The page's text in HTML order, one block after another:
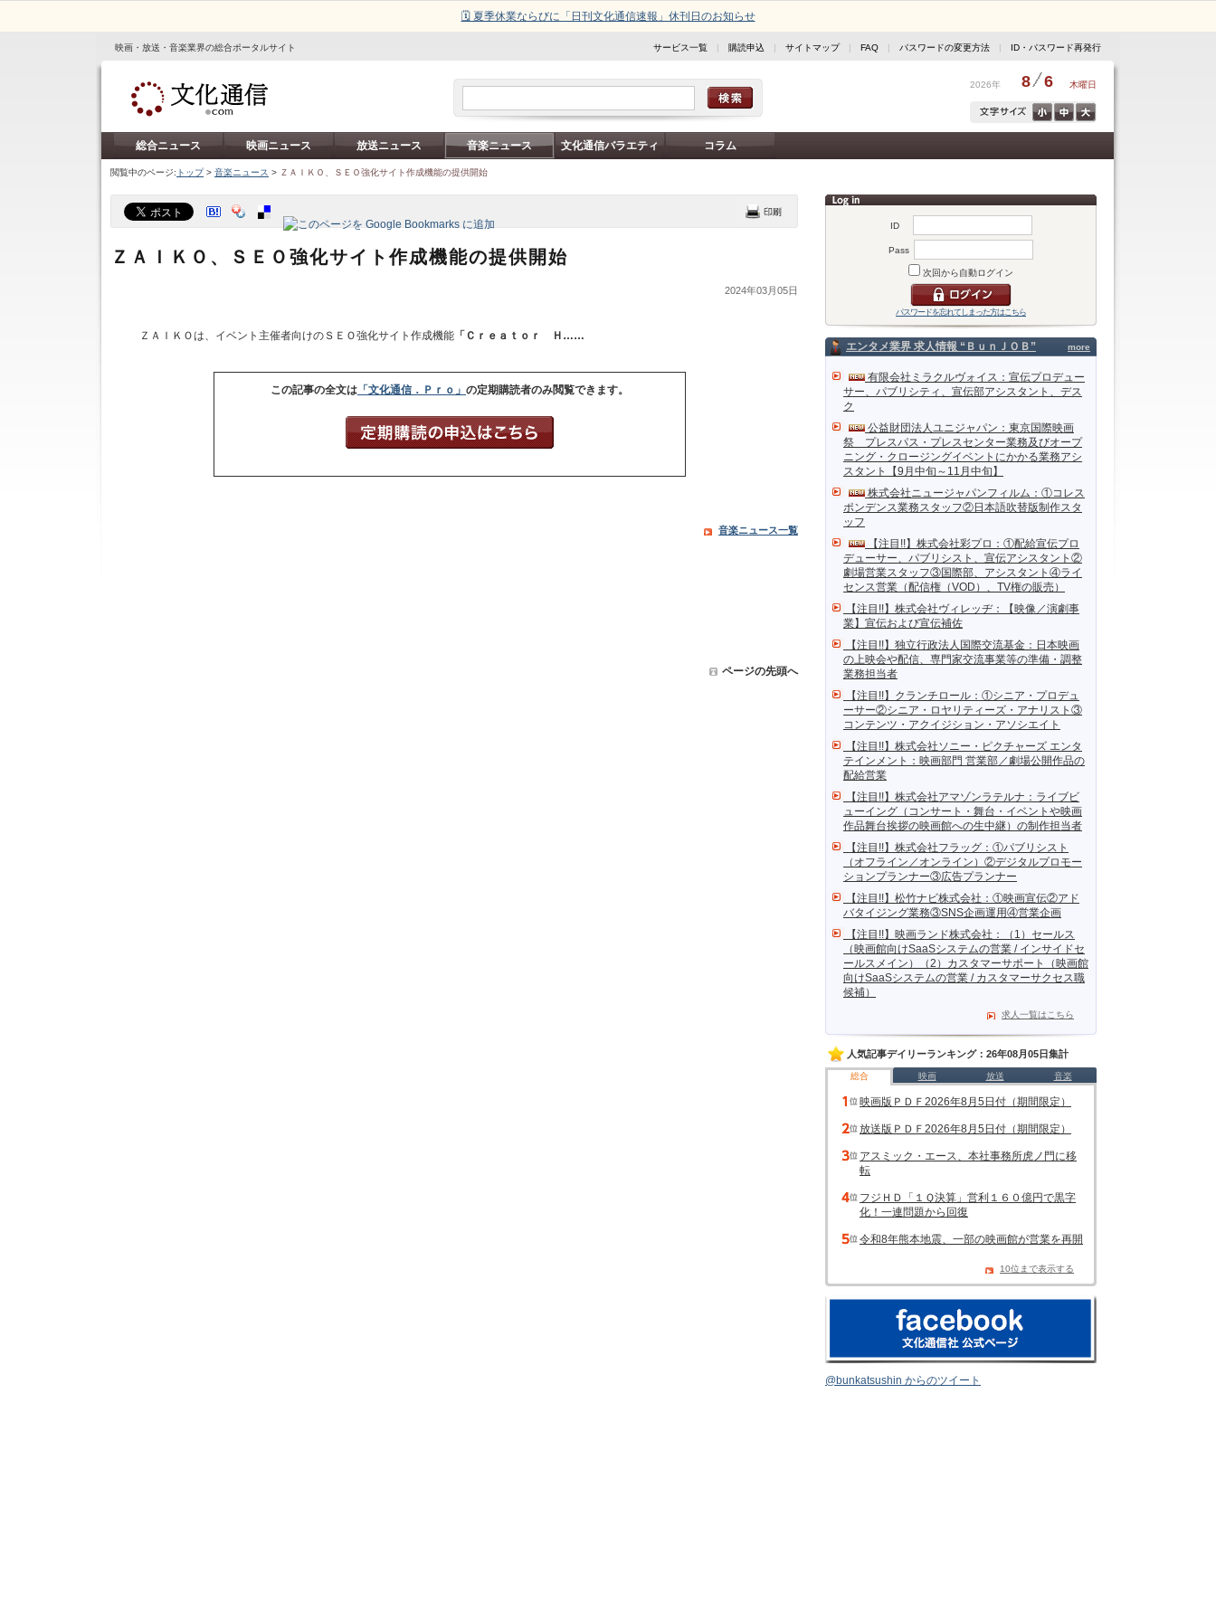
🗓️ 夏季休業ならびに「日刊文化通信速報」休刊日のお知らせ
映画・放送・音楽業界の総合ポータルサイト サービス一覧 | 購読申込 | サイトマップ| FAQ | パスワードの変更方法 | ID・パスワード再発行
2026年 8 6 木曜日
総合ニュース 映画ニュース 放送ニュース 音楽ニュース 文化通信バラエティ コラム
閲覧中のページ: トップ> 音楽ニュース > ＺＡＩＫＯ、ＳＥＯ強化サイト作成機能の提供開始
ID
Pass
次回から自動ログイン
パスワードを忘れてしまった方はこちら
more
エンタメ業界 求人情報 “ＢｕｎＪＯＢ”
有限会社ミラクルヴォイス：宣伝プロデュー
サー、パブリシティ、宣伝部アシスタント、デス
ク
公益財団法人ユニジャパン：東京国際映画
祭 プレスパス・プレスセンター業務及びオープ
ニング・クロージングイベントにかかる業務アシ
スタント【9月中旬～11月中旬】
株式会社ニュージャパンフィルム：①コレス
ポンデンス業務スタッフ②日本語吹替版制作スタ
ッフ
【注目!!】株式会社彩プロ：①配給宣伝プロ
デューサー、パブリシスト、宣伝アシスタント②
劇場営業スタッフ③国際部、アシスタント④ライ
センス営業（配信権（VOD）、TV権の販売）
【注目!!】株式会社ヴィレッヂ：【映像／演劇事
業】宣伝および宣伝補佐
【注目!!】独立行政法人国際交流基金：日本映画
の上映会や配信、専門家交流事業等の準備・調整
業務担当者
【注目!!】クランチロール：①シニア・プロデュ
ーサー②シニア・ロヤリティーズ・アナリスト③
コンテンツ・アクイジション・アソシエイト
【注目!!】株式会社ソニー・ピクチャーズ エンタ
テインメント：映画部門 営業部／劇場公開作品の
配給営業
【注目!!】株式会社アマゾンラテルナ：ライブビ
ューイング（コンサート・舞台・イベントや映画
作品舞台挨拶の映画館への生中継）の制作担当者
【注目!!】株式会社フラッグ：①パブリシスト
（オフライン／オンライン）②デジタルプロモー
ションプランナー③広告プランナー
【注目!!】松竹ナビ株式会社：①映画宣伝②アド
バタイジング業務③SNS企画運用④営業企画
【注目!!】映画ランド株式会社：（1）セールス
（映画館向けSaaSシステムの営業 / インサイドセ
ールスメイン）（2）カスタマーサポート（映画館
向けSaaSシステムの営業 / カスタマーサクセス職
候補）
求人一覧はこちら
人気記事デイリーランキング：26年08月05日集計
総合 映画 放送 音楽
映画版ＰＤＦ2026年8月5日付（期間限定）
放送版ＰＤＦ2026年8月5日付（期間限定）
アスミック・エース、本社事務所虎ノ門に移
転
フジＨＤ「１Ｑ決算」営利１６０億円で黒字
化！一連問題から回復
令和8年熊本地震、一部の映画館が営業を再開
10位まで表示する
@bunkatsushin からのツイート
ＺＡＩＫＯ、ＳＥＯ強化サイト作成機能の提供開始
2024年03月05日
ＺＡＩＫＯは、イベント主催者向けのＳＥＯ強化サイト作成機能 「Ｃｒｅａｔｏｒ Ｈ……
この記事の全文は 「文化通信．Ｐｒｏ」 の定期購読者のみ閲覧できます。
音楽ニュース一覧
ページの先頭へ